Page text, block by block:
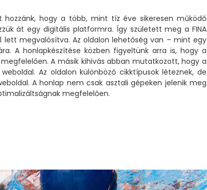
hozzánk, hogy a több, mint tíz éve sikeresen működő
át egy digitális platformra. Így született meg a FINA
lett megvalósítva. Az oldalon lehetőség van – mint egy
A honlapkészítése közben figyeltünk arra is, hogy a
A másik kihivás abban mutatkozott, hogy a
Az oldalon különböző cikktípusok léteznek, de
A honlap nem csak asztali gépeken jelenik meg
megfelelően.